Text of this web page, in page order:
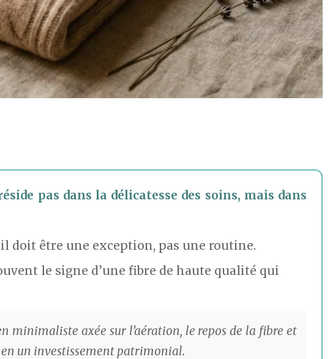
pas dans la délicatesse des soins, mais dans
il doit être une exception, pas une routine.
le signe d’une fibre de haute qualité qui
minimaliste axée sur l’aération, le repos de la fibre et
un investissement patrimonial.